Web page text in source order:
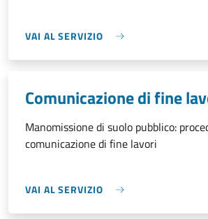
VAI AL SERVIZIO
Comunicazione di fine
Manomissione di suolo pubblico:
comunicazione di fine lavori
VAI AL SERVIZIO